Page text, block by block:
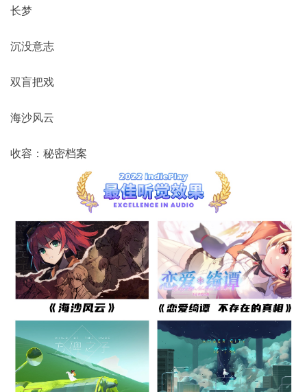
长梦
沉没意志
双盲把戏
海沙风云
收容：秘密档案